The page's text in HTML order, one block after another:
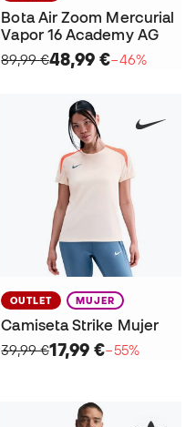
Bota Air Zoom Mercurial
Vapor 16 Academy AG
89,99 €48,99 €−46%
OUTLET MUJER
Camiseta Strike Mujer
39,99 €17,99 €−55%